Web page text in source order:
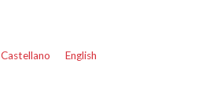
Castellano English